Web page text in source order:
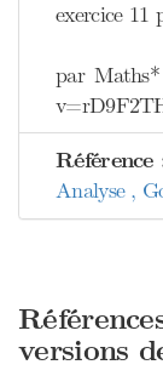
exercice 11
par
Référence
Analyse ,
versions